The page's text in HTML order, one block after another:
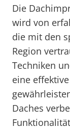
Die
wird von
die mit den
Region
Techniken
eine
Daches